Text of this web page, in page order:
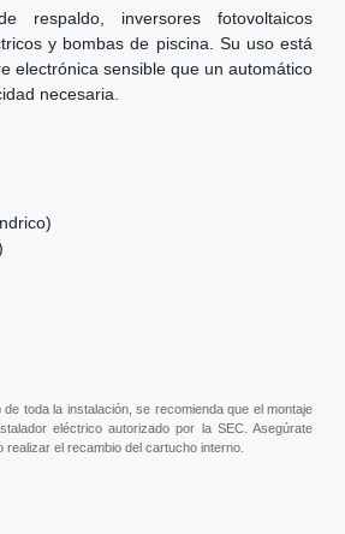
respaldo, inversores fotovoltaicos
y bombas de piscina. Su uso está
electrónica sensible que un automático
necesaria.
toda la instalación, se recomienda que el montaje
eléctrico autorizado por la SEC. Asegúrate
el recambio del cartucho interno.